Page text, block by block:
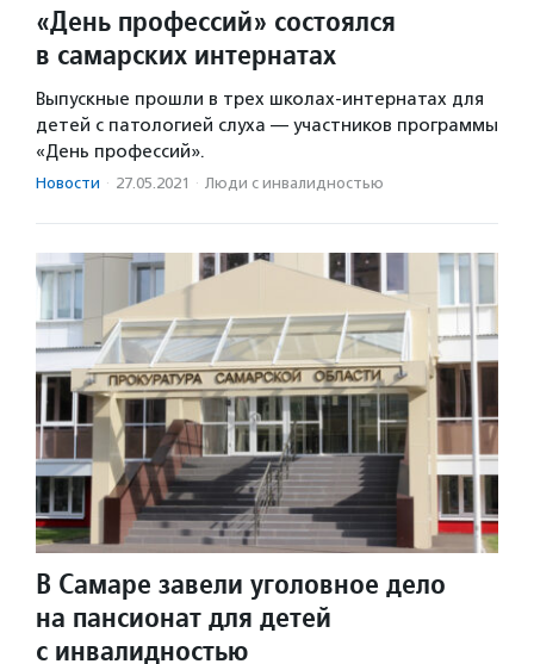
«День профессий» состоялся
в самарских интернатах
Выпускные прошли в трех школах-интернатах для
детей с патологией слуха — участников программы
«День профессий».
Новости · 27.05.2021 · Люди с инвалидностью
В Самаре завели уголовное дело
на пансионат для детей
с инвалидностью